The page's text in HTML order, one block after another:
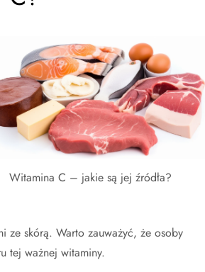
Witamina C – jakie są jej źródła?
skórą. Warto zauważyć, że osoby
tej ważnej witaminy.